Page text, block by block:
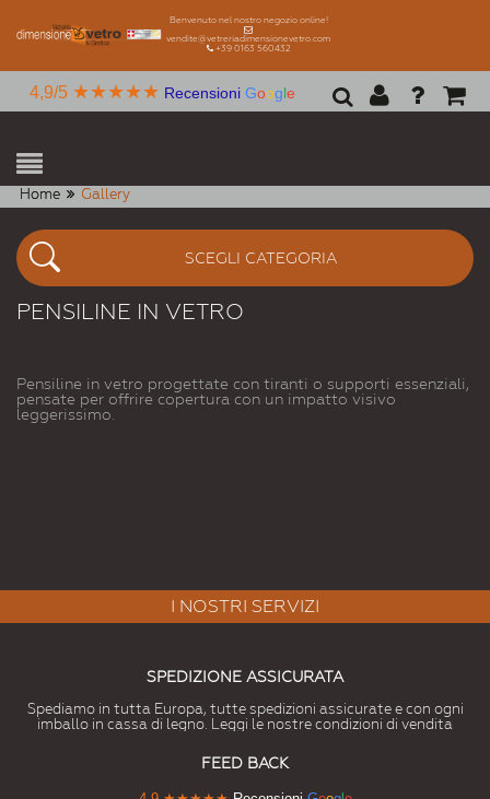
Benvenuto nel nostro negozio online!
vendite@vetreriadimensionevetro.com
+39 0163 560432
4,9/5 ★★★★★ Recensioni Google
Home Gallery
SCEGLI CATEGORIA
PENSILINE IN VETRO
Pensiline in vetro progettate con tiranti o supporti essenziali,
pensate per offrire copertura con un impatto visivo
leggerissimo.
I NOSTRI SERVIZI
SPEDIZIONE ASSICURATA
Spediamo in tutta Europa, tutte spedizioni assicurate e con ogni
imballo in cassa di legno. Leggi le nostre condizioni di vendita
FEED BACK